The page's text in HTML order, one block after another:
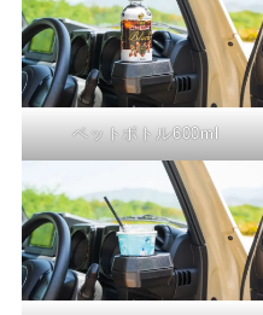
ペットボトル600ml